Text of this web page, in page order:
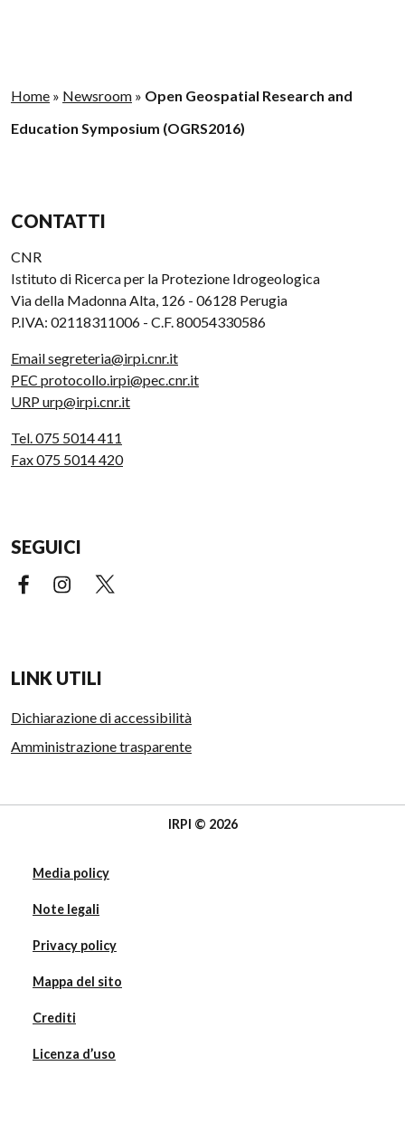
Home » Newsroom » Open Geospatial Research and
Education Symposium (OGRS2016)
CONTATTI
CNR
Istituto di Ricerca per la Protezione Idrogeologica
Via della Madonna Alta, 126 - 06128 Perugia
P.IVA: 02118311006 - C.F. 80054330586
Email segreteria@irpi.cnr.it
PEC protocollo.irpi@pec.cnr.it
URP urp@irpi.cnr.it
Tel. 075 5014 411
Fax 075 5014 420
SEGUICI
Facebook (link esterno)
Instagram (link esterno)
LINK UTILI
Dichiarazione di accessibilità
Amministrazione trasparente
IRPI © 2026
Media policy
Note legali
Privacy policy
Mappa del sito
Crediti
Licenza d’uso